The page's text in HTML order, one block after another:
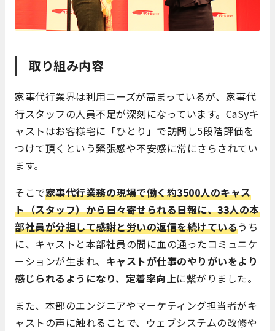
取り組み内容
家事代行業界は利用ニーズが高まっているが、家事代
行スタッフの人員不足が深刻になっています。CaSyキ
ャストはお客様宅に「ひとり」で訪問し5段階評価を
つけて頂くという緊張感や不安感に常にさらされてい
ます。
そこで家事代行業務の現場で働く約3500人のキャス
ト（スタッフ）から日々寄せられる日報に、33人の本
部社員が分担して感謝と労いの返信を続けているうち
に、キャストと本部社員の間に血の通ったコミュニケ
ーションが生まれ、 キャストが仕事のやりがいをより
感じられるようになり、定着率向上に繋がりました。
また、本部のエンジニアやマーケティング担当者がキ
ャストの声に触れることで、ウェブシステムの改修や